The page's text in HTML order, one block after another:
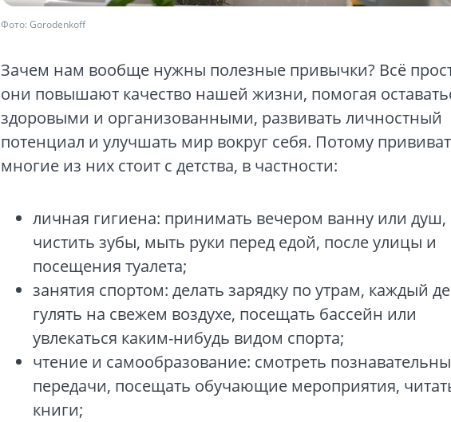
Фото: Gorodenkoff
Зачем нам вообще нужны полезные привычки? Всё
они повышают качество нашей жизни, помогая
здоровыми и организованными, развивать личностный
потенциал и улучшать мир вокруг себя. Потому
многие из них стоит с детства, в частности:
личная гигиена: принимать вечером ванну или душ,
чистить зубы, мыть руки перед едой, после улицы и
посещения туалета;
занятия спортом: делать зарядку по утрам, каждый
гулять на свежем воздухе, посещать бассейн или
увлекаться каким-нибудь видом спорта;
чтение и самообразование: смотреть
передачи, посещать обучающие мероприятия,
книги;